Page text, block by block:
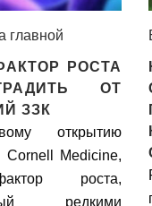
главной
РОСТА
ОТ
ЗЗК
открытию
Cornell Medicine,
роста,
редкими